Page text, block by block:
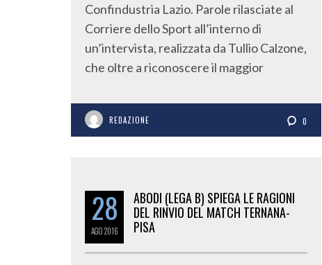
Confindustria Lazio. Parole rilasciate al
Corriere dello Sport all’interno di
un’intervista, realizzata da Tullio Calzone,
che oltre a riconoscere il maggior
REDAZIONE 0
28
AGO2016
ABODI (LEGA B) SPIEGA LE RAGIONI
DEL RINVIO DEL MATCH TERNANA-
PISA